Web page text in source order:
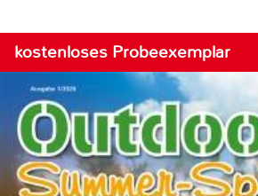
kostenloses Probeexemplar